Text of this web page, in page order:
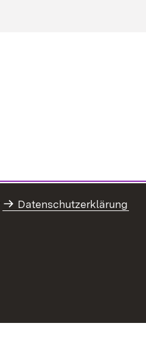
Datenschutzerklärung